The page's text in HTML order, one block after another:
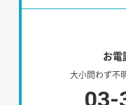
お電
大小問わず不
03-